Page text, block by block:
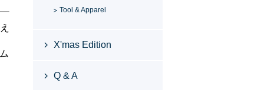
Tool & Apparel
X'mas Edition
Q & A